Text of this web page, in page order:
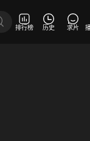
排行榜 历史 求片